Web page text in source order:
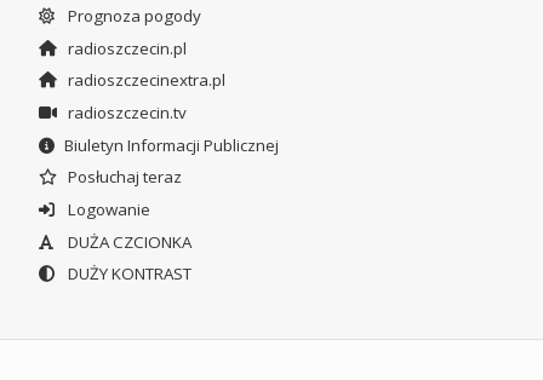
Prognoza pogody
radioszczecin.pl
radioszczecinextra.pl
radioszczecin.tv
Biuletyn Informacji Publicznej
Posłuchaj teraz
Logowanie
DUŻA CZCIONKA
DUŻY KONTRAST